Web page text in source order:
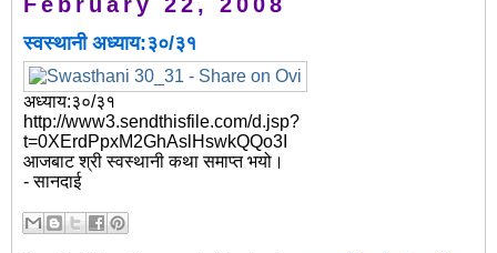
स्वस्थानी अध्याय:३०/३१
अध्याय:३०/३१
http://www3.sendthisfile.com/d.jsp?
t=0XErdPpxM2GhAslHswkQQo3I
आजबाट श्री स्वस्थानी कथा समाप्त भयो।
- सानदाई